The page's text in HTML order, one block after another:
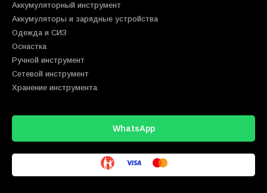
Аккумуляторный инструмент
Аккумуляторы и зарядные устройства
Одежда и СИЗ
Оснастка
Ручной инструмент
Сетевой инструмент
Хранение инструмента
WhatsApp